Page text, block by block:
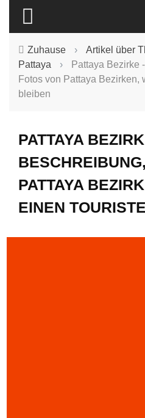
Zuhause › Artikel über
Pattaya
›
Pattaya Bezirke
Fotos von Pattaya Bezirken,
bleiben
PATTAYA
PATTAYA
EINEN